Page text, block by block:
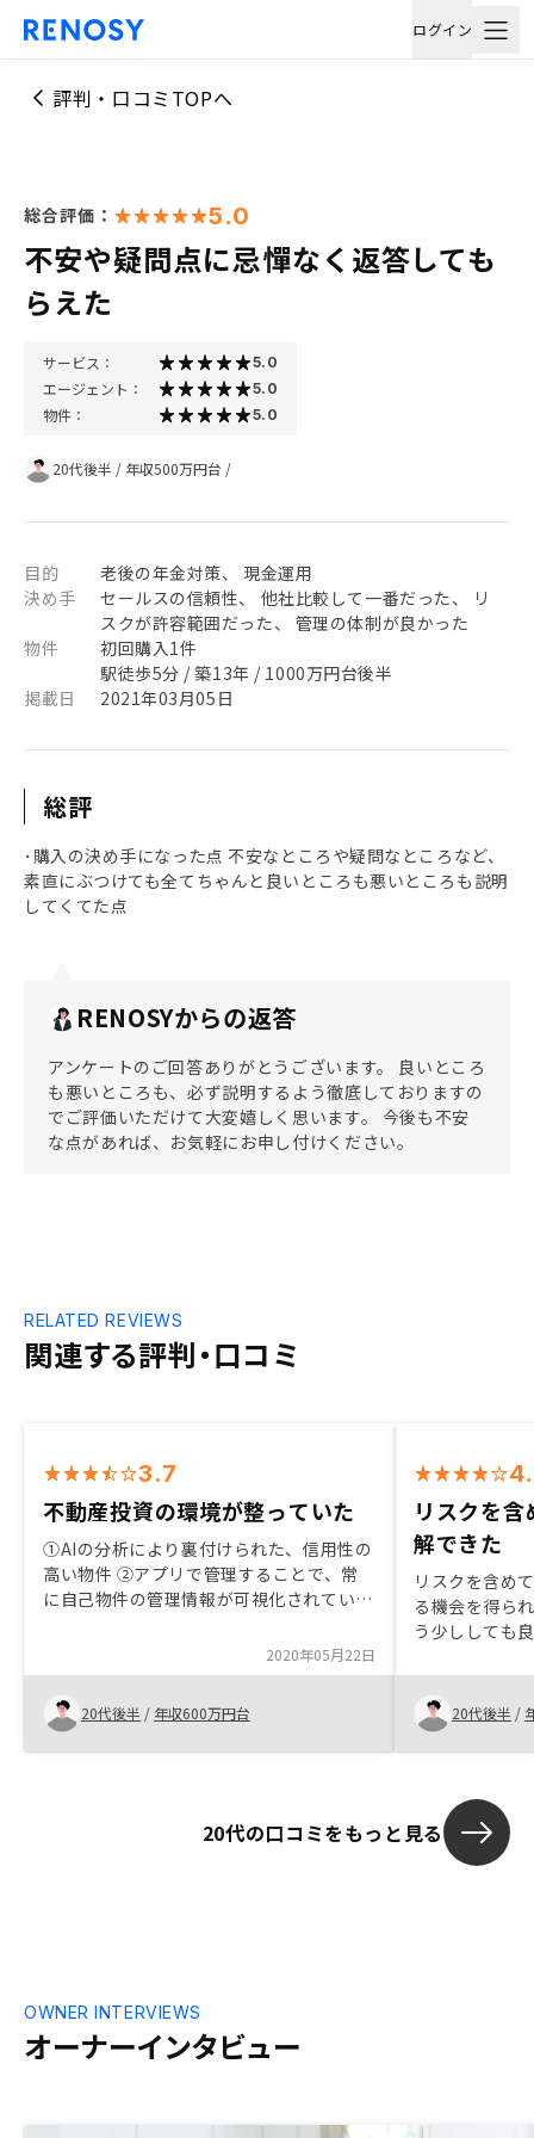
ログイン
評判・口コミTOPへ
総合評価： 5.0
不安や疑問点に忌憚なく返答しても
らえた
サービス： 5.0
エージェント： 5.0
物件： 5.0
20代後半 / 年収500万円台 /
目的
老後の年金対策、 現金運用
決め手
セールスの信頼性、 他社比較して一番だった、 リ
スクが許容範囲だった、 管理の体制が良かった
物件
初回購入1件
駅徒歩5分 / 築13年 / 1000万円台後半
掲載日
2021年03月05日
総評
･購入の決め手になった点 不安なところや疑問なところなど、
素直にぶつけても全てちゃんと良いところも悪いところも説明
してくてた点
RENOSYからの返答
アンケートのご回答ありがとうございます。 良いところ
も悪いところも、必ず説明するよう徹底しておりますの
でご評価いただけて大変嬉しく思います。 今後も不安
な点があれば、お気軽にお申し付けください。
関連する評判・口コミ
RELATED REVIEWS
3.7
不動産投資の環境が整っていた
①AIの分析により裏付けられた、信用性の
高い物件 ②アプリで管理することで、常
に自己物件の管理情報が可視化されている
2020年05月22日
20代後半 / 年収600万円台
リスクを
解できた
リスクを含め
る機会を得ら
う少ししても
20代後半 /
20代の口コミをもっと見る
オーナーインタビュー
OWNER INTERVIEWS